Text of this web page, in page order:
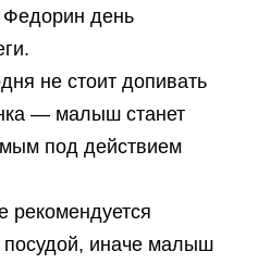
Федорин день
не стоит допивать
— малыш станет
под действием
рекомендуется
посудой, иначе малыш